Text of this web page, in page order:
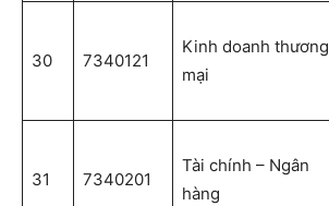
30 7340121
Kinh doanh thương
mại
31 7340201
Tài chính – Ngân
hàng